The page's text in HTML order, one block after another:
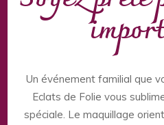
Un événement familial que
Eclats de Folie vous
spéciale. Le maquillage